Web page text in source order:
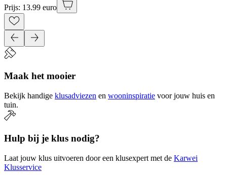
Prijs: 13.99 euro
Maak het mooier
Bekijk handige klusadviezen en wooninspiratie voor jouw huis en
tuin.
Hulp bij je klus nodig?
Laat jouw klus uitvoeren door een klusexpert met de Karwei
Klusservice